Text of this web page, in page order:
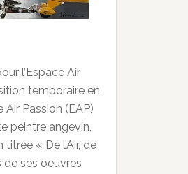
l’Espace Air
temporaire en
Air Passion (EAP)
peintre angevin,
titrée « De l’Air, de
de ses oeuvres